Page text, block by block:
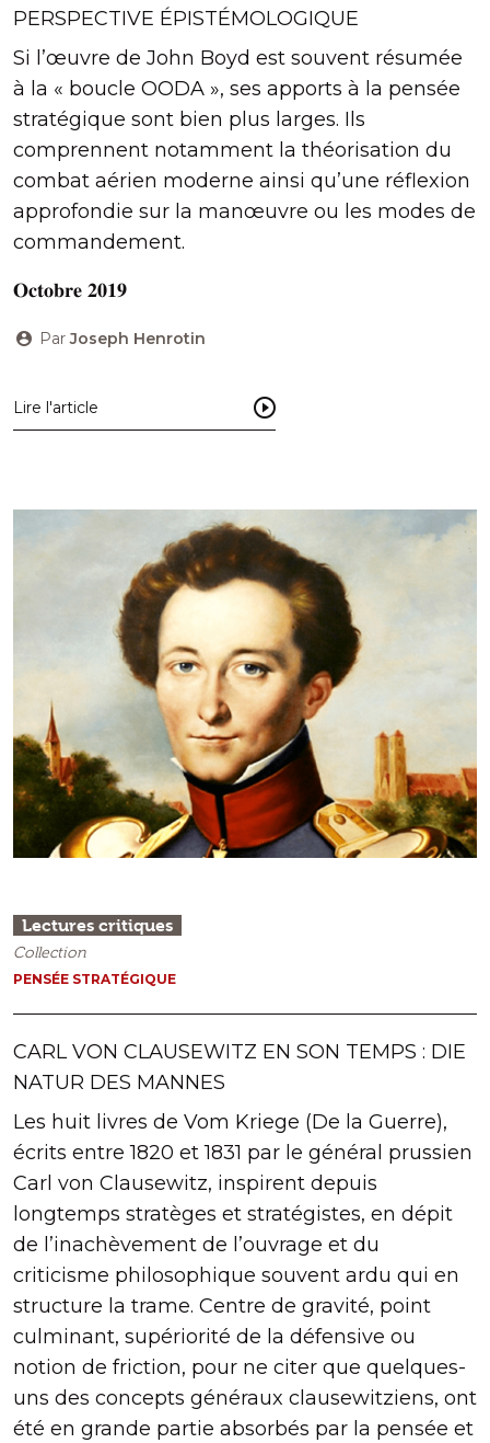
PERSPECTIVE ÉPISTÉMOLOGIQUE
Si l’œuvre de John Boyd est souvent résumée
à la « boucle OODA », ses apports à la pensée
stratégique sont bien plus larges. Ils
comprennent notamment la théorisation du
combat aérien moderne ainsi qu’une réflexion
approfondie sur la manœuvre ou les modes de
commandement.
𝐎𝐜𝐭𝐨𝐛𝐫𝐞 𝟐𝟎𝟏𝟗
ParJoseph Henrotin
Lire l'article
Lectures critiques
Collection
PENSÉE STRATÉGIQUE
CARL VON CLAUSEWITZ EN SON TEMPS : DIE
NATUR DES MANNES
Les huit livres de Vom Kriege (De la Guerre),
écrits entre 1820 et 1831 par le général prussien
Carl von Clausewitz, inspirent depuis
longtemps stratèges et stratégistes, en dépit
de l’inachèvement de l’ouvrage et du
criticisme philosophique souvent ardu qui en
structure la trame. Centre de gravité, point
culminant, supériorité de la défensive ou
notion de friction, pour ne citer que quelques-
uns des concepts généraux clausewitziens, ont
été en grande partie absorbés par la pensée et